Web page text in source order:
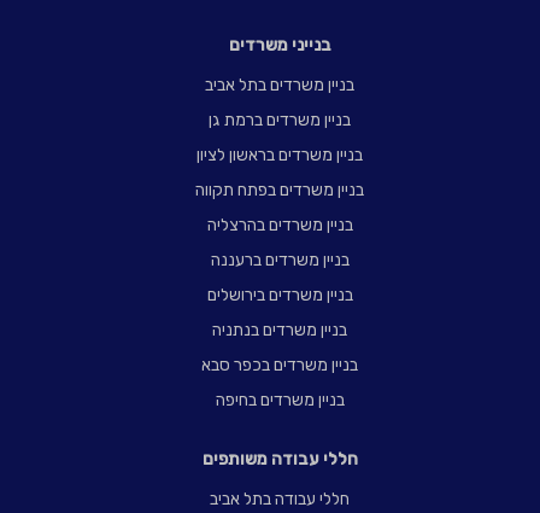
בנייני משרדים
בניין משרדים בתל אביב
בניין משרדים ברמת גן
בניין משרדים בראשון לציון
בניין משרדים בפתח תקווה
בניין משרדים בהרצליה
בניין משרדים ברעננה
בניין משרדים בירושלים
בניין משרדים בנתניה
בניין משרדים בכפר סבא
בניין משרדים בחיפה
חללי עבודה משותפים
חללי עבודה בתל אביב